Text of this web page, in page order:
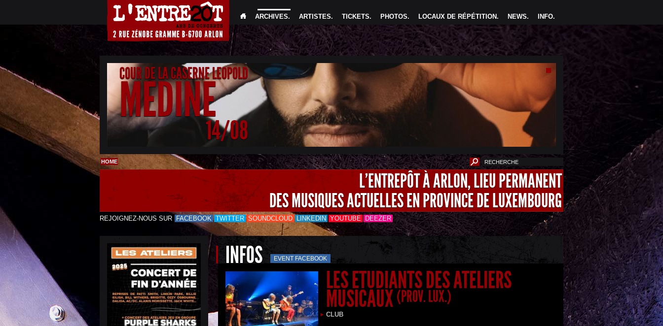
INFO.
NEWS.
LOCAUX DE RÉPÉTITION.
PHOTOS.
TICKETS.
ARTISTES.
ARCHIVES.
COUR DE LA CASERNE LEOPOLD
MEDINE
14/08
HOME
L'ENTREPÔT À ARLON, LIEU PERMANENT
DES MUSIQUES ACTUELLES EN PROVINCE DE LUXEMBOURG
REJOIGNEZ-NOUS SUR FACEBOOK TWITTER SOUNDCLOUD LINKEDIN YOUTUBE DEEZER
INFOS EVENT FACEBOOK
LES ETUDIANTS DES ATELIERS
MUSICAUX (PROV. LUX.)
CLUB